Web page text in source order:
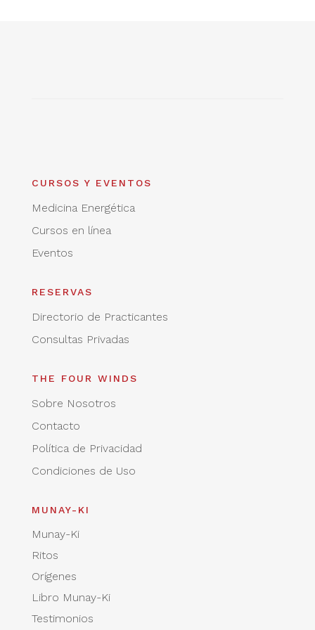
CURSOS Y EVENTOS
Medicina Energética
Cursos en línea
Eventos
RESERVAS
Directorio de Practicantes
Consultas Privadas
THE FOUR WINDS
Sobre Nosotros
Contacto
Política de Privacidad
Condiciones de Uso
MUNAY-KI
Munay-Ki
Ritos
Orígenes
Libro Munay-Ki
Testimonios